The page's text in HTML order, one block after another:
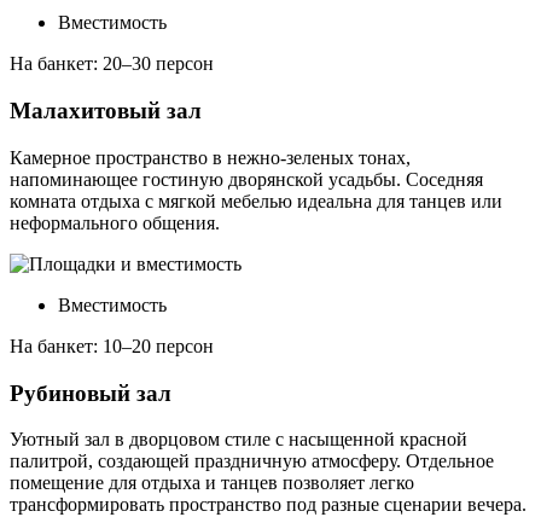
Вместимость
На банкет: 20–30 персон
Малахитовый зал
Камерное пространство в нежно-зеленых тонах,
напоминающее гостиную дворянской усадьбы. Соседняя
комната отдыха с мягкой мебелью идеальна для танцев или
неформального общения.
Вместимость
На банкет: 10–20 персон
Рубиновый зал
Уютный зал в дворцовом стиле с насыщенной красной
палитрой, создающей праздничную атмосферу. Отдельное
помещение для отдыха и танцев позволяет легко
трансформировать пространство под разные сценарии вечера.